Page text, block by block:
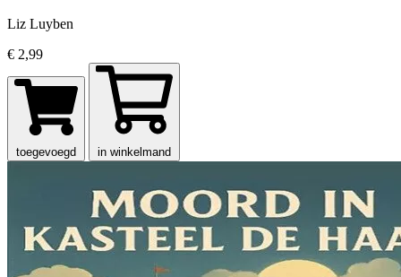
Liz Luyben
€ 2,99
toegevoegd in winkelmand